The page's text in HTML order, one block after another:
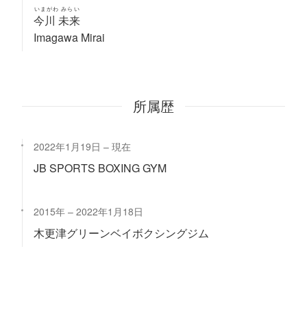
今川 未来
いまがわ みらい
Imagawa Mirai
所属歴
2022年1月19日 現在
JB SPORTS BOXING GYM
2015年 2022年1月18日
木更津グリーンベイボクシングジム